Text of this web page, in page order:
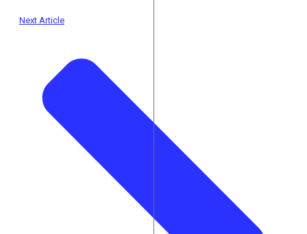
Next Article